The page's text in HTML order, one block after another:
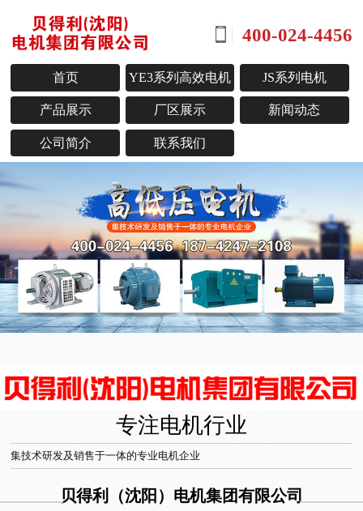
400-024-4456
首页 YE3系列高效电机 JS系列电机
产品展示 厂区展示 新闻动态
公司简介 联系我们
专注电机行业
集技术研发及销售于一体的专业电机企业
贝得利（沈阳）电机集团有限公司